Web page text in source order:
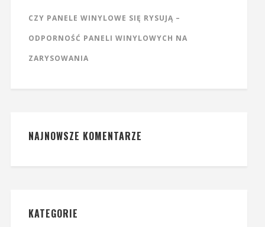
CZY PANELE WINYLOWE SIĘ RYSUJĄ –
ODPORNOŚĆ PANELI WINYLOWYCH NA
ZARYSOWANIA
NAJNOWSZE KOMENTARZE
KATEGORIE